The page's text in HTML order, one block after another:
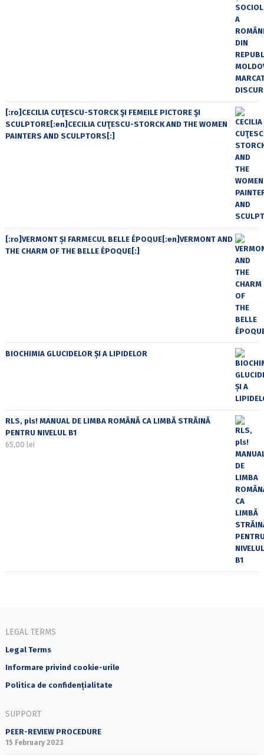
[:ro]CECILIA CUŢESCU-STORCK ŞI FEMEILE PICTORE ŞI
SCULPTORE[:en]CECILIA CUŢESCU-STORCK AND THE WOMEN
PAINTERS AND SCULPTORS[:]
[:ro]VERMONT ȘI FARMECUL BELLE ÉPOQUE[:en]VERMONT AND
THE CHARM OF THE BELLE ÉPOQUE[:]
BIOCHIMIA GLUCIDELOR ȘI A LIPIDELOR
RLS, pls! MANUAL DE LIMBA ROMÂNĂ CA LIMBĂ STRĂINĂ
PENTRU NIVELUL B1
65,00 lei
LEGAL TERMS
Legal Terms
Informare privind cookie-urile
Politica de confidențialitate
SUPPORT
PEER-REVIEW PROCEDURE
15 February 2023